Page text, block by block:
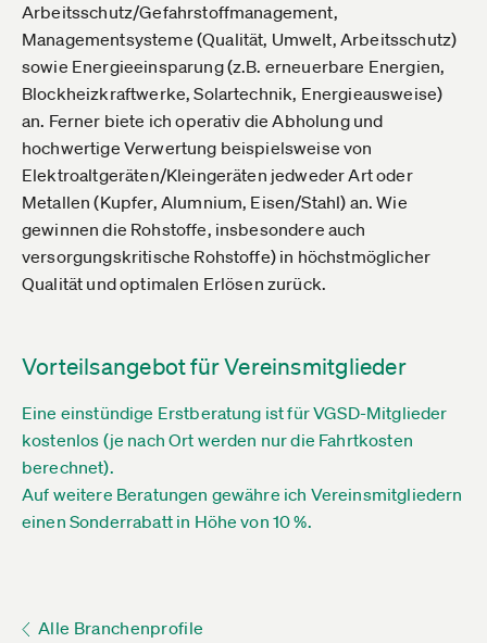
Arbeitsschutz/Gefahrstoffmanagement,
Managementsysteme (Qualität, Umwelt, Arbeitsschutz)
sowie Energieeinsparung (z.B. erneuerbare Energien,
Blockheizkraftwerke, Solartechnik, Energieausweise)
an. Ferner biete ich operativ die Abholung und
hochwertige Verwertung beispielsweise von
Elektroaltgeräten/Kleingeräten jedweder Art oder
Metallen (Kupfer, Alumnium, Eisen/Stahl) an. Wie
gewinnen die Rohstoffe, insbesondere auch
versorgungskritische Rohstoffe) in höchstmöglicher
Qualität und optimalen Erlösen zurück.
Vorteilsangebot für Vereinsmitglieder
Eine einstündige Erstberatung ist für VGSD-Mitglieder
kostenlos (je nach Ort werden nur die Fahrtkosten
berechnet).
Auf weitere Beratungen gewähre ich Vereinsmitgliedern
einen Sonderrabatt in Höhe von 10 %.
Alle Branchenprofile